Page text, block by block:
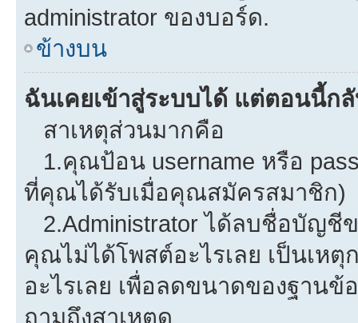
administrator ของบอร์ด.
ข้างบน
ฉันเคยเข้าสู่ระบบได้ แต่ตอนนี้ก
สาเหตุส่วนมากคือ
1.คุณป้อน username หรือ
ที่คุณได้รับเมื่อคุณสมัครสมาชิก)
2.Administrator ได้ลบชื่อบัญชี
คุณไม่ได้โพสต์อะไรเลย เป็นเห
อะไรเลย เพื่อลดขนาดของฐาน
ถามถึงสาเหตุดู.